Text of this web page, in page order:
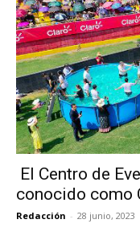
El Centro de
conocido como
Redacción - 28 junio, 2023